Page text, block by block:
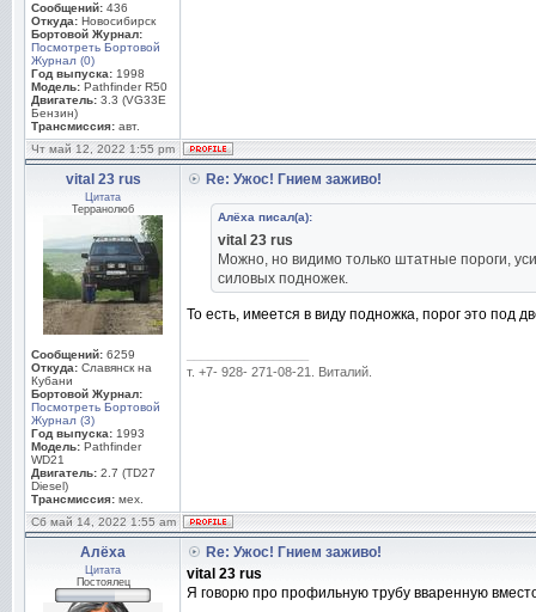
Сообщений: 436
Откуда: Новосибирск
Бортовой Журнал:
Посмотреть Бортовой
Журнал (0)
Год выпуска: 1998
Модель: Pathfinder R50
Двигатель: 3.3 (VG33E
Бензин)
Трансмиссия: авт.
Чт май 12, 2022 1:55 pm
vital 23 rus
Цитата
Терранолюб
Сообщений: 6259
Откуда: Славянск на
Кубани
Бортовой Журнал:
Посмотреть Бортовой
Журнал (3)
Год выпуска: 1993
Модель: Pathfinder
WD21
Двигатель: 2.7 (TD27
Diesel)
Трансмиссия: мех.
Re: Ужос! Гнием заживо!
Алёха писал(а):
vital 23 rus
Можно, но видимо только штатные пороги,
силовых подножек.
То есть, имеется в виду подножка, порог это под
т. +7- 928- 271-08-21. Виталий.
Сб май 14, 2022 1:55 am
Алёха
Цитата
Постоялец
Re: Ужос! Гнием заживо!
vital 23 rus
Я говорю про профильную трубу вваренную